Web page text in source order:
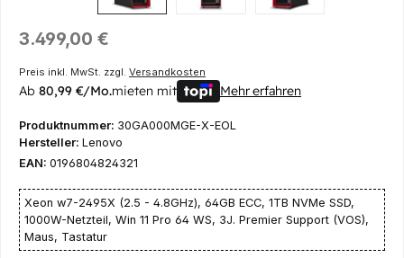
Regulärer Preis:
3.499,00 €
Preis inkl. MwSt. zzgl. Versandkosten
Ab 80,99 €/Mo.mieten mit Mehr erfahren
Produktnummer: 30GA000MGE-X-EOL
Hersteller: Lenovo
EAN: 0196804824321
Xeon w7-2495X (2.5 - 4.8GHz), 64GB ECC, 1TB NVMe SSD,
1000W-Netzteil, Win 11 Pro 64 WS, 3J. Premier Support (VOS),
Maus, Tastatur